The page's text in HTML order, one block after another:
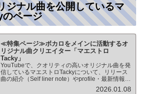
ジナル曲を公開しているマ
ページ
≪特集ページ≫ボカロをメインに活動するオ
リジナル曲クリエイター「マエストロ
Tacky」
YouTubeで、クオリティの高いオリジナル曲を発
信しているマエストロTackyについて、リリース
曲の紹介（Self liner note）やprofile・最新情報な
ど★動画チャンネル登録100人突破記念作品の生
2026.01.08